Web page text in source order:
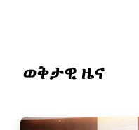
ወቅታዊ ዜና